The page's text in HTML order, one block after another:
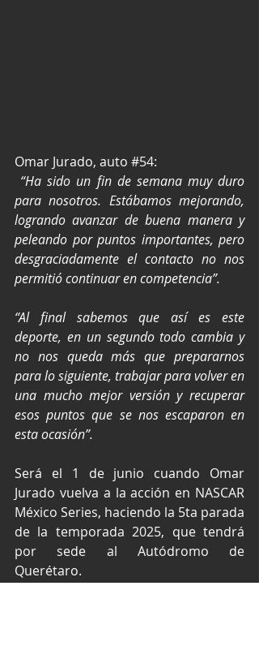
Omar Jurado, auto #54:
“Ha sido un fin de semana muy duro
para nosotros. Estábamos mejorando,
logrando avanzar de buena manera y
peleando por puntos importantes, pero
desgraciadamente el contacto no nos
permitió continuar en competencia”.
“Al final sabemos que así es este
deporte, en un segundo todo cambia y
no nos queda más que prepararnos
para lo siguiente, trabajar para volver en
una mucho mejor versión y recuperar
esos puntos que se nos escaparon en
esta ocasión”.
Será el 1 de junio cuando Omar
Jurado vuelva a la acción en NASCAR
México Series, haciendo la 5ta parada
de la temporada 2025, que tendrá
por sede al Autódromo de
Querétaro.